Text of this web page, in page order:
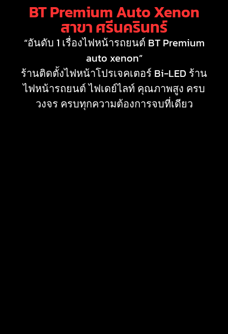
BT Premium Auto Xenon
สาขา ศรีนครินทร์
“อันดับ 1 เรื่องไฟหน้ารถยนต์ BT Premium
auto xenon”
ร้านติดตั้งไฟหน้าโปรเจคเตอร์ Bi-LED ร้าน
ไฟหน้ารถยนต์ ไฟเดย์ไลท์ คุณภาพสูง ครบ
วงจร ครบทุกความต้องการจบที่เดียว